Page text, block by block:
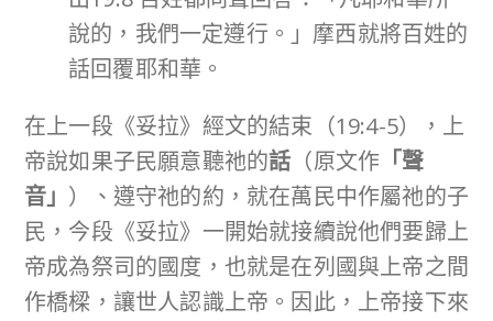
說的，我們一定遵行。」摩西就將百姓的
話回覆耶和華。
在上一段《妥拉》經文的結束（19:4-5），上
帝說如果子民願意聽祂的話 （原文作 「聲
音」 ）、遵守祂的約，就在萬民中作屬祂的子
民，今段《妥拉》一開始就接續說他們要歸上
帝成為祭司的國度，也就是在列國與上帝之間
作橋樑，讓世人認識上帝。因此，上帝接下來